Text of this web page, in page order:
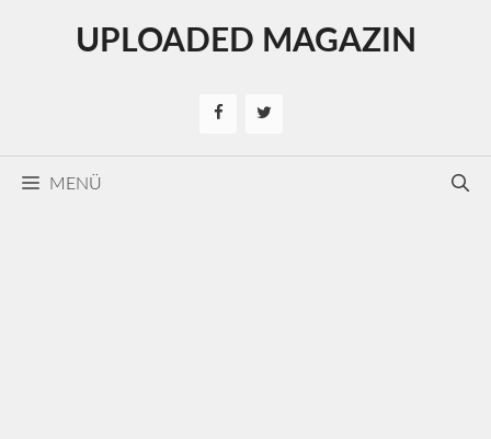
UPLOADED MAGAZIN
MENÜ